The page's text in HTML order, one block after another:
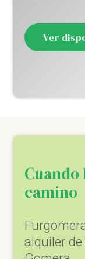
Ver
camino
alquiler